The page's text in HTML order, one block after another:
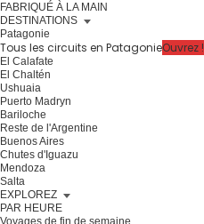
FABRIQUÉ À LA MAIN
DESTINATIONS
Patagonie
Tous les circuits en PatagonieOuvrez !
El Calafate
El Chaltén
Ushuaia
Puerto Madryn
Bariloche
Reste de l'Argentine
Buenos Aires
Chutes d'Iguazu
Mendoza
Salta
EXPLOREZ
PAR HEURE
Voyages de fin de semaine